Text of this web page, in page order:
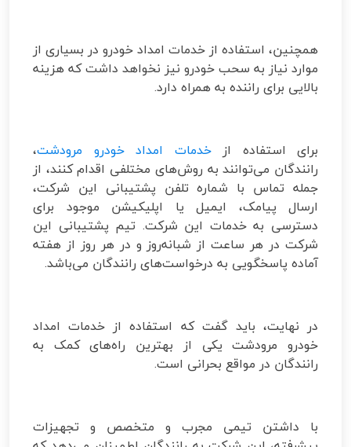
همچنین، استفاده از خدمات امداد خودرو در بسیاری از
موارد نیاز به سحب خودرو نیز نخواهد داشت که هزینه
بالایی برای راننده به همراه دارد.
برای استفاده ازخدمات امداد خودرو مرودشت،
رانندگان می‌توانند به روش‌های مختلفی اقدام کنند، از
جمله تماس با شماره تلفن پشتیبانی این شرکت،
ارسال پیامک، ایمیل یا اپلیکیشن موجود برای
دسترسی به خدمات این شرکت. تیم پشتیبانی این
شرکت در هر ساعت از شبانه‌روز و در هر روز از هفته
آماده پاسخگویی به درخواست‌های رانندگان می‌باشد.
در نهایت، باید گفت که استفاده از خدمات امداد
خودرو مرودشت یکی از بهترین راه‌های کمک به
رانندگان در مواقع بحرانی است.
با داشتن تیمی مجرب و متخصص و تجهیزات